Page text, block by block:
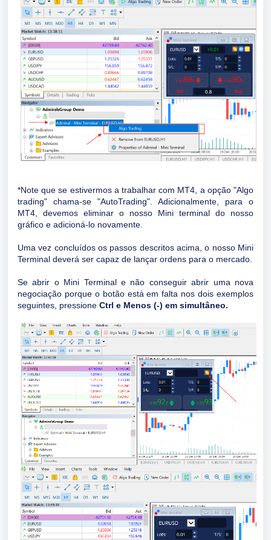
*Note que se estivermos a trabalhar com MT4, a opção "Algo
trading" chama-se "AutoTrading". Adicionalmente, para o
MT4, devemos eliminar o nosso Mini terminal do nosso
gráfico e adicioná-lo novamente.
Uma vez concluídos os passos descritos acima, o nosso Mini
Terminal deverá ser capaz de lançar ordens para o mercado.
Se abrir o Mini Terminal e não conseguir abrir uma nova
negociação porque o botão está em falta nos dois exemplos
seguintes, pressione Ctrl e Menos (-) em simultâneo.